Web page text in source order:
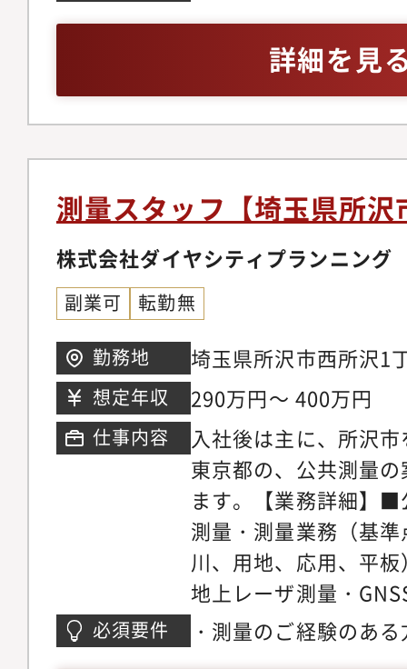
詳細を見
測量スタッフ【埼玉県所沢
株式会社ダイヤシティプランニング
副業可 転勤無
勤務地 埼玉県所沢市西所沢1
想定年収 290万円～ 400万円
仕事内容
入社後は主に、所沢
東京都の、公共測量
ます。【業務詳細】■
測量・測量業務（基
川、用地、応用、平
地上レーザ測量・
履歴調査、渋滞長・
必須要件
・測量のご経験のあ